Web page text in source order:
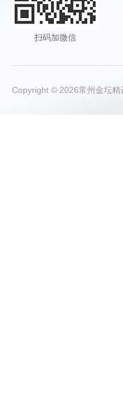
扫码加微信
Copyright © 2026常州金坛